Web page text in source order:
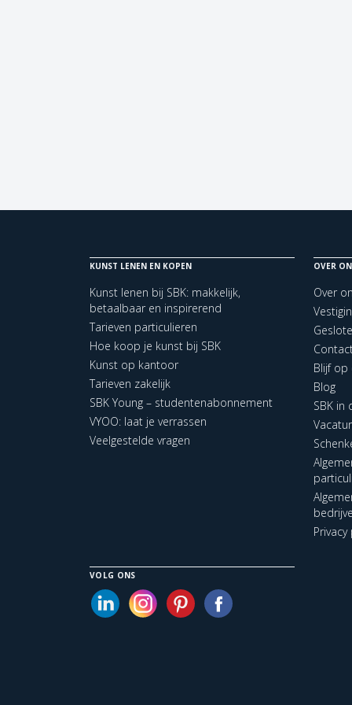
KUNST LENEN EN KOPEN
Kunst lenen bij SBK: makkelijk,
betaalbaar en inspirerend
Tarieven particulieren
Hoe koop je kunst bij SBK
Kunst op kantoor
Tarieven zakelijk
SBK Young – studentenabonnement
VYOO: laat je verrassen
Veelgestelde vragen
OVER
Over
Blijf op
Blog
SBK in
VOLG ONS